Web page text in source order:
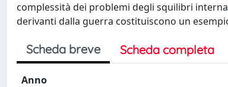
complessità dei problemi degli squilibri
derivanti dalla guerra costituiscono un
Scheda breve Scheda completa
Anno